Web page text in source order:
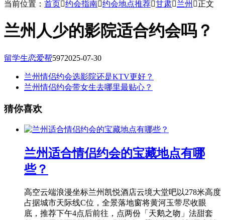
当前位置： 首页约会指南约会地点推荐甘肃兰州 正文
兰州人少的影院适合约会吗？
留学生恋爱帮5972025-07-30
兰州情侣约会选影院还是KTV更好？
兰州情侣约会带女生去哪里最贴心？
猜你喜欢
兰州适合情侣约会的宝藏地点有哪
些？
高空云端浪漫坐标兰州凯悦酒店云境大堂吧以278米高度
占据城市天际线C位，全景落地窗将黄河玉带尽收眼
底，推荐下午4点后前往，点两份「天鹅之吻」法甜套